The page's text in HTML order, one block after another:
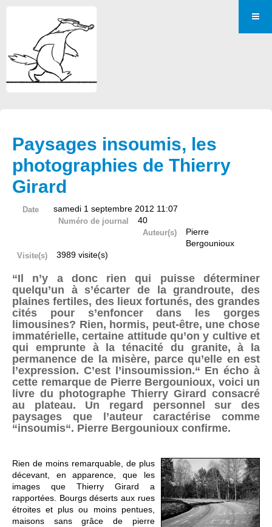
Paysages insoumis, les
photographies de Thierry
Girard
Date samedi 1 septembre 2012 11:07
Numéro de journal 40
Auteur(s)
Pierre
Bergounioux
Visite(s) 3989 visite(s)
“Il n’y a donc rien qui puisse déterminer
quelqu’un à s’écarter de la grandroute, des
plaines fertiles, des lieux fortunés, des grandes
cités pour s’enfoncer dans les gorges
limousines? Rien, hormis, peut-être, une chose
immatérielle, certaine attitude qu’on y cultive et
qui emprunte à la ténacité du granite, à la
permanence de la misère, parce qu’elle en est
l’expression. C’est l’insoumission.“ En écho à
cette remarque de Pierre Bergounioux, voici un
livre du photographe Thierry Girard consacré
au plateau. Un regard personnel sur des
paysages que l’auteur caractérise comme
“insoumis“. Pierre Bergounioux confirme.
Rien de moins remarquable, de plus
décevant, en apparence, que les
images que Thierry Girard a
rapportées. Bourgs déserts aux rues
étroites et plus ou moins pentues,
maisons sans grâce de pierre